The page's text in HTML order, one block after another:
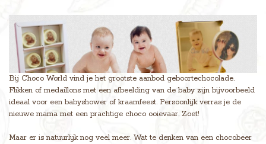
Bij Choco World vind je het grootste aanbod geboortechocolade.
Flikken of medaillons met een afbeelding van de baby zijn bijvoorbeeld
ideaal voor een babyshower of kraamfeest. Persoonlijk verras je de
nieuwe mama met een prachtige choco ooievaar. Zoet!
Maar er is natuurlijk nog veel meer. Wat te denken van een chocobeer